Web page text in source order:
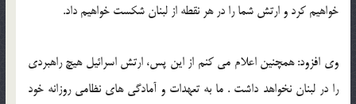
خواهیم کرد و ارتش شما را در هر نقطه از لبنان شکست خواهیم داد‬‎.
وی افزود: همچنین اعلام می کنم از این پس، ارتش اسرائیل هیچ راهبردی
را در لبنان نخواهد داشت . ما به تعهدات و آمادگی های نظامی روزانه خود